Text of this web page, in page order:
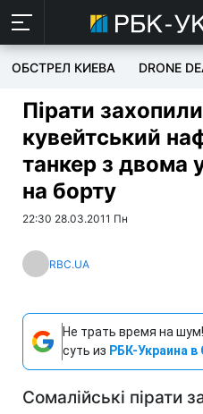
ОБСТРЕЛ КИЕВА DRONE
Пірати захопили
кувейтський
танкер з двома
на борту
22:30 28.03.2011 Пн
RBC.UA
Не трать время на
суть из РБК-Украина в
Сомалійські пірати